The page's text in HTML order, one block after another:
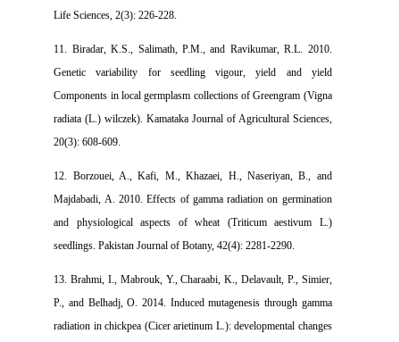
Life Sciences, 2(3): 226-228.
11. Biradar, K.S., Salimath, P.M., and Ravikumar, R.L. 2010.
Genetic variability for seedling vigour, yield and yield
Components in local germplasm collections of Greengram (Vigna
radiata (L.) wilczek). Kamataka Journal of Agricultural Sciences,
20(3): 608-609.
12. Borzouei, A., Kafi, M., Khazaei, H., Naseriyan, B., and
Majdabadi, A. 2010. Effects of gamma radiation on germination
and physiological aspects of wheat (Triticum aestivum L.)
seedlings. Pakistan Journal of Botany, 42(4): 2281-2290.
13. Brahmi, I., Mabrouk, Y., Charaabi, K., Delavault, P., Simier,
P., and Belhadj, O. 2014. Induced mutagenesis through gamma
radiation in chickpea (Cicer arietinum L.): developmental changes